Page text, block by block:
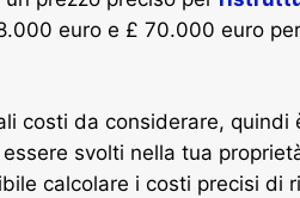
euro e £ 70.000 euro
costi da considerare,
svolti nella tua
calcolare i costi precisi di